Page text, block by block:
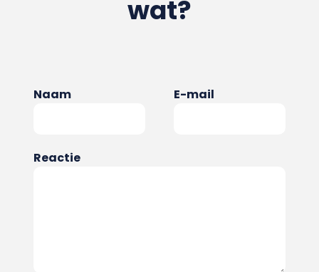
wat?
Naam E-mail
Reactie